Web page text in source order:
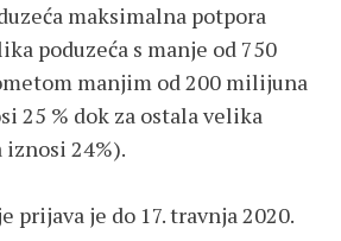
maksimalna potpora
poduzeća s manje od 750
manjim od 200 milijuna
25 % dok za ostala velika
iznosi 24%).
prijava je do 17. travnja 2020.